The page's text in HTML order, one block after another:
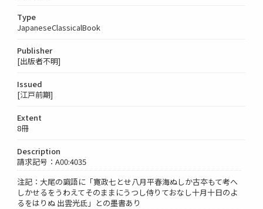
Type
JapaneseClassicalBook
Publisher
[出版者不明]
Issued
[江戸前期]
Extent
8冊
Description
請求記号：A00:4035
注記：大尾の識語に「寛政七とせ八月平春海ぬしか古夲もて考へ
しかせるをうわえてそのままにうつし侍りておなし十月十日のよ
るをはりぬ 出雲光氐」との墨書あり